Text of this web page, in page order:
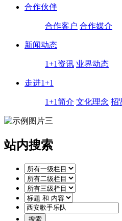
合作伙伴
合作客户 合作媒介
新闻动态
1+1资讯 业界动态
走进1+1
1+1简介 文化理念 招
站内搜索